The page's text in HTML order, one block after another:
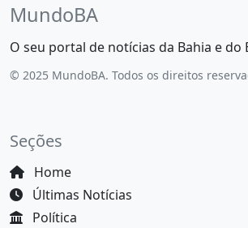
MundoBA
O seu portal de notícias da Bahia e do
© 2025 MundoBA. Todos os direitos
Seções
Home
Últimas Notícias
Política